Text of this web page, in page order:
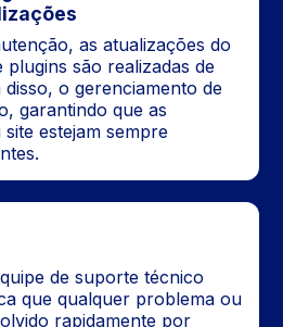
as atualizações do
plugins são realizadas de
o gerenciamento de
garantindo que as
estejam sempre
de suporte técnico
que qualquer problema ou
rapidamente por